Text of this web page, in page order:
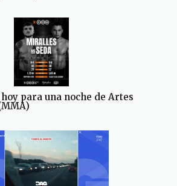
para una noche de Artes